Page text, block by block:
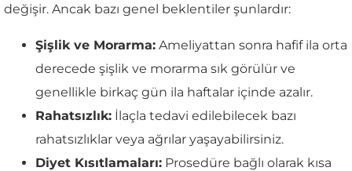
değişir. Ancak bazı genel beklentiler şunlardır:
Şişlik ve Morarma: Ameliyattan sonra hafif ila orta
derecede şişlik ve morarma sık görülür ve
genellikle birkaç gün ila haftalar içinde azalır.
Rahatsızlık: İlaçla tedavi edilebilecek bazı
rahatsızlıklar veya ağrılar yaşayabilirsiniz.
Diyet Kısıtlamaları: Prosedüre bağlı olarak kısa